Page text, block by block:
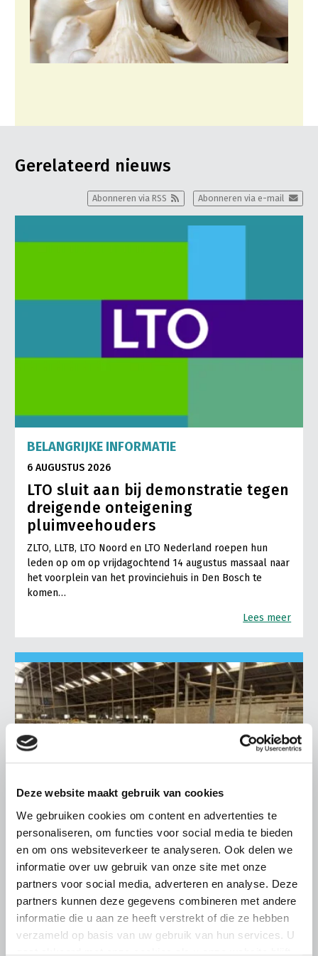
Deze website maakt gebruik van cookies
We gebruiken cookies om content en advertenties te
personaliseren, om functies voor social media te bieden
en om ons websiteverkeer te analyseren. Ook delen we
informatie over uw gebruik van onze site met onze
partners voor social media, adverteren en analyse. Deze
partners kunnen deze gegevens combineren met andere
informatie die u aan ze heeft verstrekt of die ze hebben
verzameld op basis van uw gebruik van hun services. U
Gerelateerd nieuws
Abonneren via e-mail
Abonneren via RSS
BELANGRIJKE INFORMATIE
6 AUGUSTUS 2026
LTO sluit aan bij demonstratie tegen
dreigende onteigening
pluimveehouders
ZLTO, LLTB, LTO Noord en LTO Nederland roepen hun
leden op om op vrijdagochtend 14 augustus massaal naar
het voorplein van het provinciehuis in Den Bosch te
komen…
Lees meer
LTO LOBBY
6 AUGUSTUS 2026
Kamerlid Goudzwaard (JA21)
bezoekt melkveehouderij in